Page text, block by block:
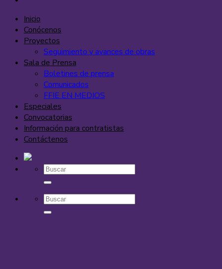
Inicio
Conócenos
Proyectos
Seguimiento y avances de obras
Sala de Prensa
Boletines de prensa
Comunicados
FFIE EN MEDIOS
Especiales
Convocatorias
Información para contratistas
Contáctenos